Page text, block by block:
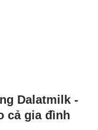
Dalatmilk -
cả gia đình